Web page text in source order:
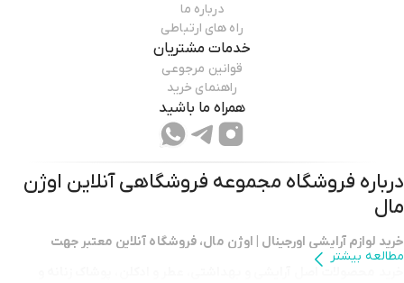
درباره ما
راه های ارتباطی
خدمات مشتریان
قوانین مرجوعی
راهنمای خرید
همراه ما باشید
درباره فروشگاه مجموعه فروشگاهی آنلاین اوژن
مال
خرید لوازم آرایشی اورجینال | اوژن مال، فروشگاه آنلاین معتبر جهت
خرید محصولات اصل آرایشی و بهداشتی
مطالعه بیشتر